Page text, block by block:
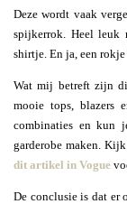
Deze wordt vaak
spijkerrok. Heel leuk
shirtje. En ja, een
Wat mij betreft zijn
mooie tops, blazers
combinaties en kun
garderobe maken.
dit artikel in Vogue
De conclusie is dat er